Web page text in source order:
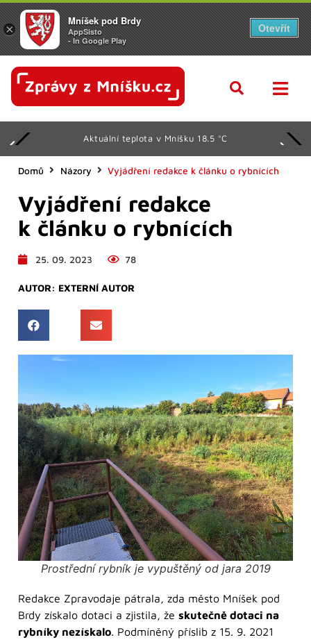
Aktuální teplota v Mníšku 18.5 °C
Domů Názory Vyjádření redakce k článku o rybnících
Vyjádření redakce
k článku o rybnících
25. 09. 2023 78
AUTOR: EXTERNÍ AUTOR
Prostřední rybník je vypuštěný od jara 2019
Redakce Zpravodaje pátrala, zda město Mníšek pod
Brdy získalo dotaci a zjistila, že skutečně dotaci na
rybníky nezískalo. Podmíněný příslib z 15. 9. 2021
×
Mníšek pod Brdy
AppSisto
- In Google Play
Otevřít